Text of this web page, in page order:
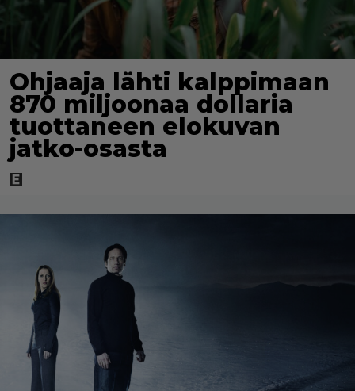
Ohjaaja lähti kalppimaan
870 miljoonaa dollaria
tuottaneen elokuvan
jatko-osasta